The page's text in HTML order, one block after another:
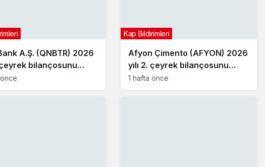
A.Ş. (QNBTR) 2026
çeyrek bilançosunu
Afyon Çimento (AFYON) 2026
yılı 2. çeyrek bilançosunu
açıkladı
Kap Bildirimleri
1 hafta önce